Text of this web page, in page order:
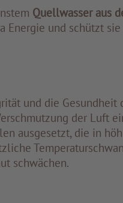
Quellwasseraus
und schützt
und die Gesundheit
der Luft
ausgesetzt, die in
schwächen.